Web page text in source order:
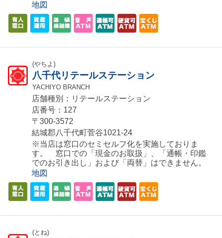
地図
(やちよ)
八千代リテールステーション
YACHIYO BRANCH
店舗種別：リテールステーション
店番号：127
〒300-3572
結城郡八千代町菅谷1021-24
※当店は窓口のセミセルフ化を実施しておりま
す。 窓口での「現金のお取扱」、「通帳・印鑑
でのお引き出し」および「両替」はできません。
地図
(とね)